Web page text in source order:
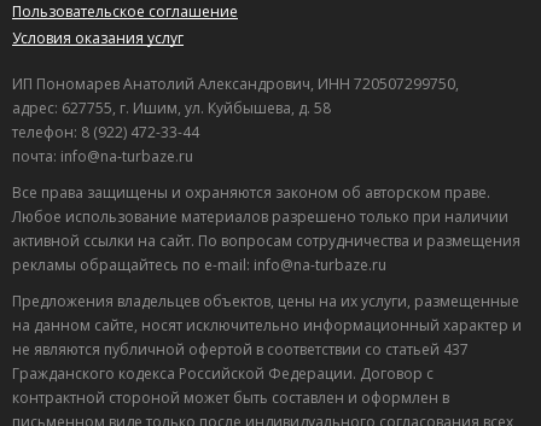
Пользовательское соглашение
Условия оказания услуг
ИП Пономарев Анатолий Александрович, ИНН 720507299750,
адрес: 627755, г. Ишим, ул. Куйбышева, д. 58
телефон: 8 (922) 472-33-44
почта: info@na-turbaze.ru
Все права защищены и охраняются законом об авторском праве.
Любое использование материалов разрешено только при наличии
активной ссылки на сайт. По вопросам сотрудничества и размещения
рекламы обращайтесь по e-mail: info@na-turbaze.ru
Предложения владельцев объектов, цены на их услуги, размещенные
на данном сайте, носят исключительно информационный характер и
не являются публичной офертой в соответствии со статьей 437
Гражданского кодекса Российской Федерации. Договор с
контрактной стороной может быть составлен и оформлен в